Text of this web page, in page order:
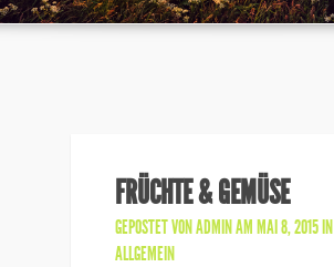
FRÜCHTE & GEMÜSE
GEPOSTET VONADMINAM MAI 8, 2015 IN
ALLGEMEIN